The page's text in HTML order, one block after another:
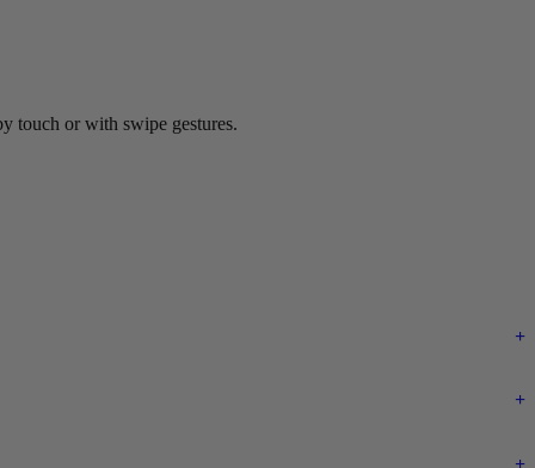
touch or with swipe gestures.
+
+
+